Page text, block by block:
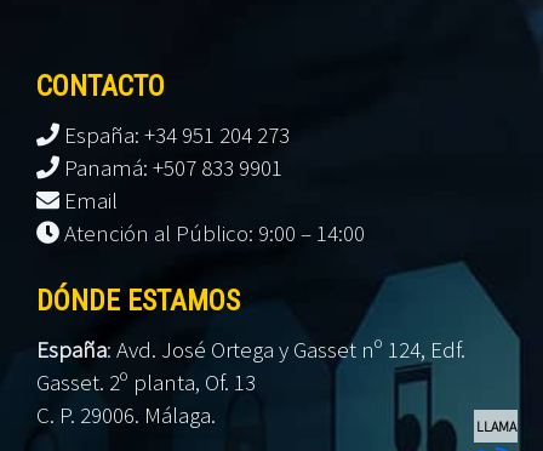
LLAMA
CONTACTO
España: +34 951 204 273
Panamá: +507 833 9901
Email
Atención al Público: 9:00 – 14:00
DÓNDE ESTAMOS
España: Avd. José Ortega y Gasset nº 124, Edf.
Gasset. 2º planta, Of. 13
C. P. 29006. Málaga.